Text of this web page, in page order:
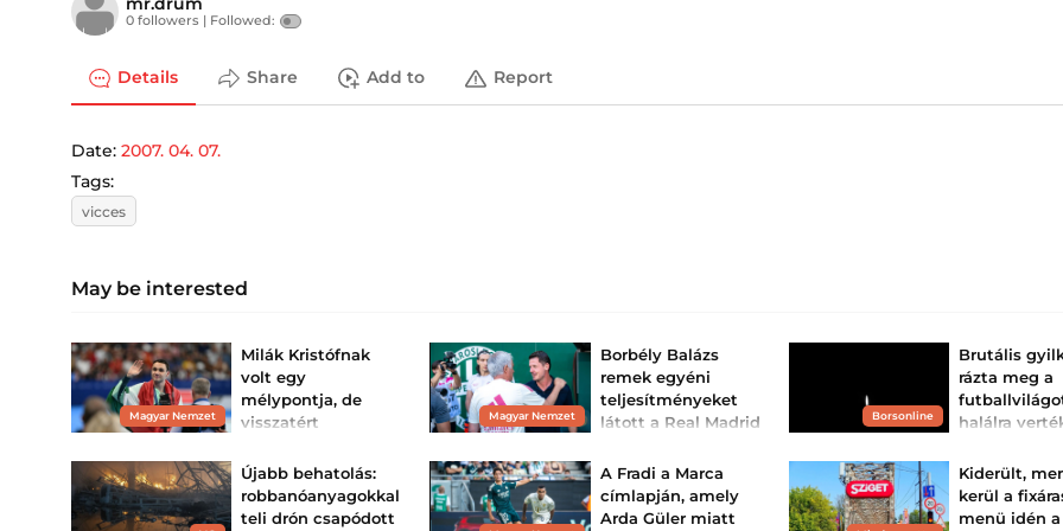
0 followers | Followed:
Details Share Add to Report
Date: 2007. 04. 07.
Tags:
vicces
May be interested
Magyar Nemzet
Milák Kristófnak
volt egy
mélypontja, de
visszatért
edzője szerint
Hullámvasút Rómától
Párizsig – a kétszeres
olimpiai bajnok úszó két
Magyar Nemzet
Borbély Balázs
remek egyéni
teljesítményeket
látott a Real Madrid
A Ferencváros kapusa,
Dibusz Dénes szerint
mindkét csapat elérte a
célját.
Borsonline
Brutális
rázta meg a
halálra
Megdöbbentő
rázta meg az
futballt: egy 27
Újabb behatolás:
robbanóanyagokkal
teli drón csapódott
A Fradi a Marca
címlapján, amely
Arda Güler miatt
Kiderült,
kerül a
menü idén a